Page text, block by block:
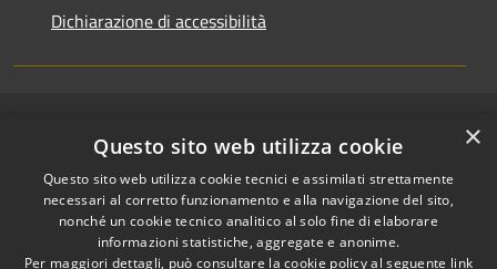
Dichiarazione di accessibilità
Accessibilità
Privacy
Cookie
Mappa del sito
Copyright © 2026 • Comune di
Riccione • Powered by
Municipium•Accesso
redazione
×
Questo sito web utilizza cookie
Questo sito web utilizza cookie tecnici e assimilati strettamente
necessari al corretto funzionamento e alla navigazione del sito,
nonché un cookie tecnico analitico al solo fine di elaborare
informazioni statistiche, aggregate e anonime.
Per maggiori dettagli, può consultare la cookie policy al seguente link